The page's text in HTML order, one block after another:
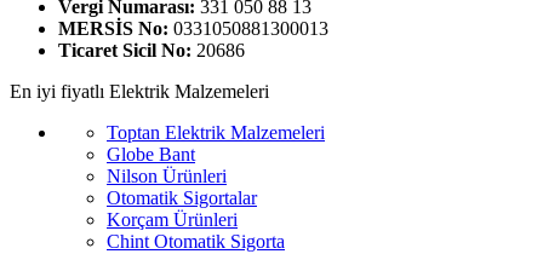
Vergi Numarası: 331 050 88 13
MERSİS No: 0331050881300013
Ticaret Sicil No: 20686
En iyi fiyatlı Elektrik Malzemeleri
Toptan Elektrik Malzemeleri
Globe Bant
Nilson Ürünleri
Otomatik Sigortalar
Korçam Ürünleri
Chint Otomatik Sigorta